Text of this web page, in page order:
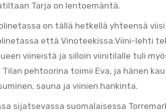
Tarja on lentoemäntä.
on tällä hetkellä yhteensä
että Vinoteekissa.Viini-lehti
viineistä ja silloin viinitilalle tuli
Tilan pehtoorina toimii Eva, ja hänen
sauna ja viinien hankinta.
sijatsevassa suomalaisessa